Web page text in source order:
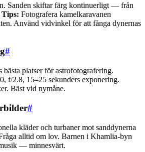
Sanden skiftar färg kontinuerligt — från
Tips: Fotografera kamelkaravanen
Använd vidvinkel för att fånga dynernas
#
bästa platser för astrofotografering.
f/2.8, 15–25 sekunders exponering.
Bäst vid nymåne.
#
kläder och turbaner mot sanddynerna
alltid om lov. Barnen i Khamlia-byn
— minnesvärt.